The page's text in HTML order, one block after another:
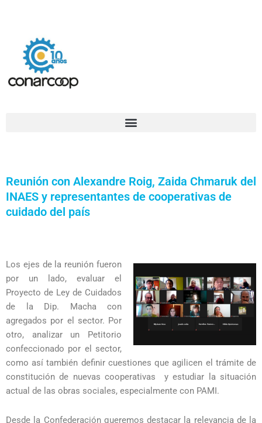
Reunión con Alexandre Roig, Zaida Chmaruk del
INAES y representantes de cooperativas de
cuidado del país
Los ejes de la reunión fueron
por un lado, evaluar el
Proyecto de Ley de Cuidados
de la Dip. Macha con
agregados por el sector. Por
otro, analizar un Petitorio
confeccionado por el sector,
como así también definir cuestiones que agilicen el trámite de
constitución de nuevas cooperativas y estudiar la situación
actual de las obras sociales, especialmente con PAMI.
Desde la Confederación queremos destacar la relevancia de la